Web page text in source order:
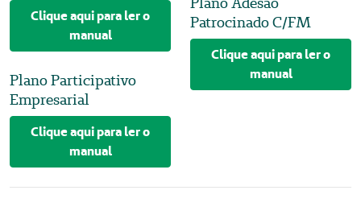
Clique aqui para ler o
manual
Plano Participativo
Empresarial
Clique aqui para ler o
manual
Patrocinado C/FM
Clique aqui para ler o
manual